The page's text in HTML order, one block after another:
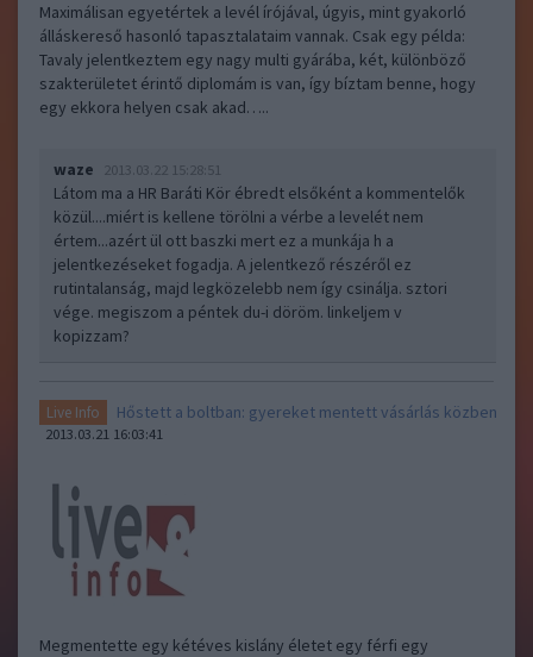
Maximálisan egyetértek a levél írójával, úgyis, mint gyakorló
álláskereső hasonló tapasztalataim vannak. Csak egy példa:
Tavaly jelentkeztem egy nagy multi gyárába, két, különböző
szakterületet érintő diplomám is van, így bíztam benne, hogy
egy ekkora helyen csak akad…..
waze 2013.03.22 15:28:51
Látom ma a HR Baráti Kör ébredt elsőként a kommentelők
közül....miért is kellene törölni a vérbe a levelét nem
értem...azért ül ott baszki mert ez a munkája h a
jelentkezéseket fogadja. A jelentkező részéről ez
rutintalanság, majd legközelebb nem így csinálja. sztori
vége. megiszom a péntek du-i döröm. linkeljem v
kopizzam?
Live Info Hőstett a boltban: gyereket mentett vásárlás közben
2013.03.21 16:03:41
Megmentette egy kétéves kislány életet egy férfi egy